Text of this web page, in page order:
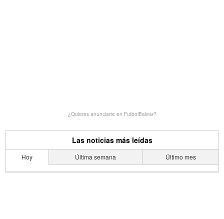
¿Quieres anunciarte en FutbolBalear?
Las noticias más leídas
Hoy Última semana Último mes